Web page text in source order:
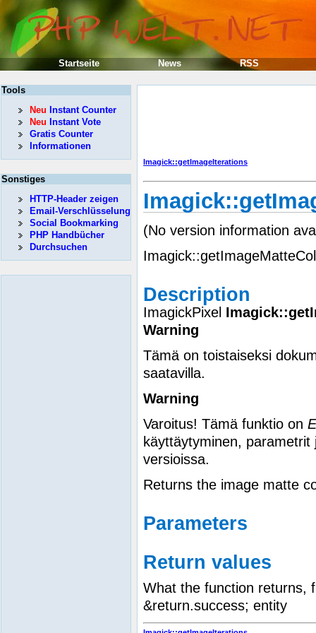
Imagick::getImageIterations
(No version information
Description
ImagickPixel
Warning
Tämä on toistaiseksi
saatavilla.
Warning
Varoitus! Tämä funktio on
käyttäytyminen,
versioissa.
Returns the image matte
Parameters
Return values
What the function returns,
&return.success; entity
Tools
Neu Instant Counter
Neu Instant Vote
Gratis Counter
Informationen
Sonstiges
HTTP-Header zeigen
Email-Verschlüsselung
Social Bookmarking
PHP Handbücher
Durchsuchen
Startseite News RSS